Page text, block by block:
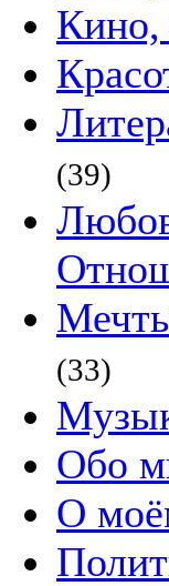
Кино,
(39)
(33)
Обо
О